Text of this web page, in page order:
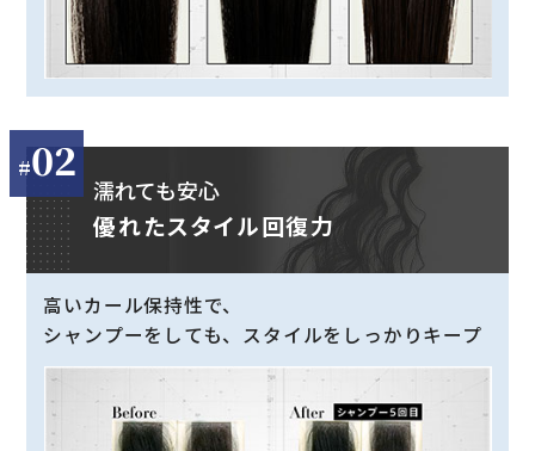
02
濡れても安心
優れたスタイル回復力
高いカール保持性で、
シャンプーをしても、スタイルをしっかりキープ